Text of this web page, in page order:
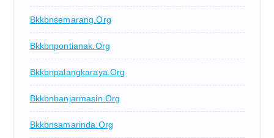
Bkkbnsemarang.org
Bkkbnpontianak.org
Bkkbnpalangkaraya.org
Bkkbnbanjarmasin.org
Bkkbnsamarinda.org